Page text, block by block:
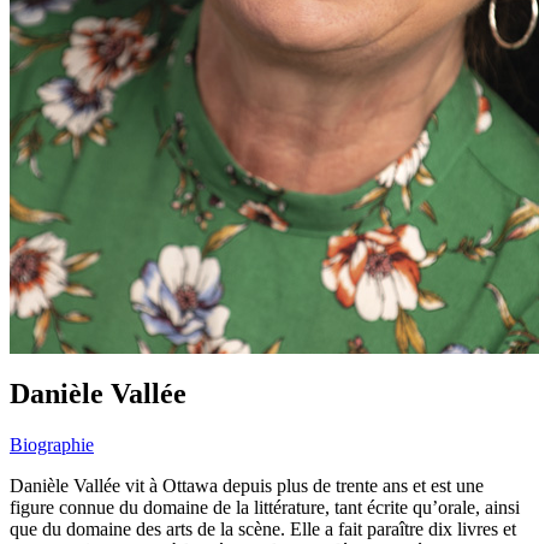
Danièle Vallée
Biographie
Danièle Vallée vit à Ottawa depuis plus de trente ans et est une
figure connue du domaine de la littérature, tant écrite qu’orale, ainsi
que du domaine des arts de la scène. Elle a fait paraître dix livres et